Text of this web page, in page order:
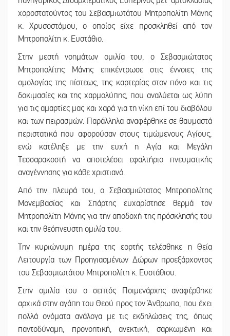
χοροστατούντος του Σεβασμιωτάτου Μητροπολίτη Μάνης
κ. Χρυσοστόμου, ο οποίος είχε προσκληθεί από τον
Μητροπολίτη κ. Ευστάθιο.
Στην μεστή νοημάτων ομιλία του, ο Σεβασμιώτατος
Μητροπολίτης Μάνης επικέντρωσε στις έννοιες της
ομολογίας της πίστεως, της καρτερίας στον πόνο και τις
δοκιμασίες και της χαρμολύπης, που αναλύεται ως λύπη
για τις αμαρτίες μας και χαρά για τη νίκη επί του διαβόλου
και των πειρασμών. Παράλληλα αναφέρθηκε σε θαυμαστά
περιστατικά που αφορούσαν στους τιμώμενους Αγίους,
ενώ κατέληξε με την ευχή η Αγία και Μεγάλη
Τεσσαρακοστή να αποτελέσει εφαλτήριο πνευματικής
αναγέννησης για κάθε χριστιανό.
Από την πλευρά του, ο Σεβασμιώτατος Μητροπολίτης
Μονεμβασίας και Σπάρτης ευχαρίστησε θερμά τον
Μητροπολίτη Μάνης για την αποδοχή της πρόσκλησής του
και την θεόπνευστη ομιλία του.
Την κυριώνυμη ημέρα της εορτής τελέσθηκε η Θεία
Λειτουργία των Προηγιασμένων Δώρων προεξάρχοντος
του Σεβασμιωτάτου Μητροπολίτη κ. Ευστάθιου.
Στην ομιλία του ο σεπτός Ποιμενάρχης αναφέρθηκε
αρχικά στην αγάπη του Θεού προς τον Άνθρωπο, που έχει
πολλά ονόματα ανάλογα με τις εκδηλώσεις της, όπως
παντοδύναμη, προνοητική, ανεκτική, σαρκωμένη και